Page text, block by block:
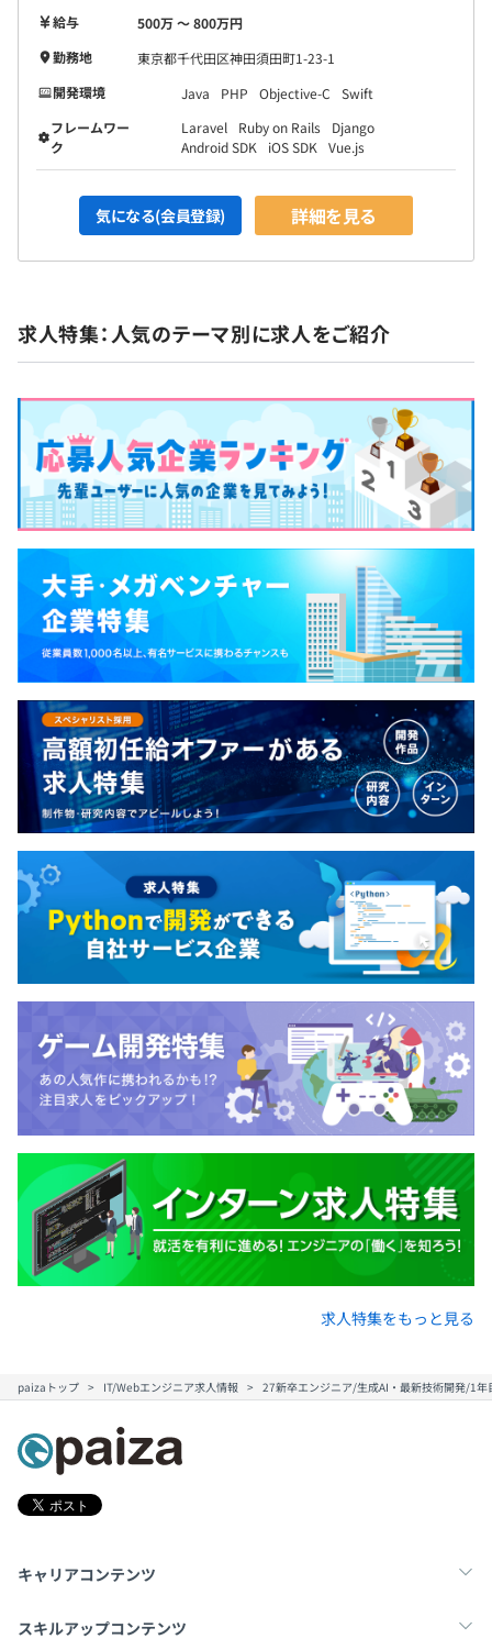
給与
500万 〜 800万円
勤務地
東京都千代田区神田須田町1-23-1
開発環境
Java PHP Objective-C
Swift
フレームワー
ク
Laravel Ruby on Rails
Django
Android SDK
iOS SDK Vue.js
気になる(会員登録) 詳細を見る
求人特集：人気のテーマ別に求人をご紹介
求人特集をもっと見る
paizaトップ IT/Webエンジニア求人情報 27新卒エンジニア/生成AI・最新技術開発/1
キャリアコンテンツ
転職・キャリア
スキルアップコンテンツ